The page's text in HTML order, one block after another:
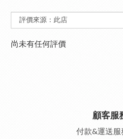
尚未有任何評價
顧客服
付款&運送服